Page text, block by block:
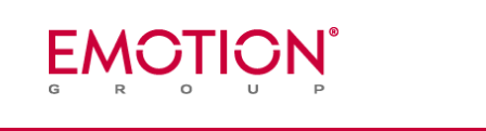
main
content